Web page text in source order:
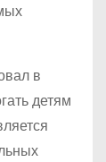
в
детям